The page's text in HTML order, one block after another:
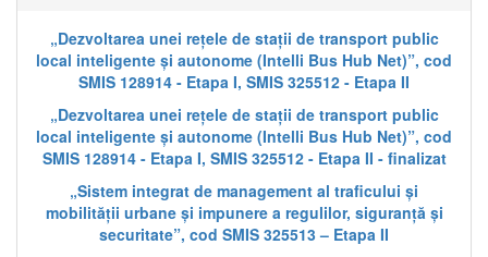
„Dezvoltarea unei rețele de stații de transport public
local inteligente și autonome (Intelli Bus Hub Net)”, cod
SMIS 128914 - Etapa I, SMIS 325512 - Etapa II
„Dezvoltarea unei rețele de stații de transport public
local inteligente și autonome (Intelli Bus Hub Net)”, cod
SMIS 128914 - Etapa I, SMIS 325512 - Etapa II - finalizat
„Sistem integrat de management al traficului și
mobilității urbane și impunere a regulilor, siguranță și
securitate”, cod SMIS 325513 – Etapa II